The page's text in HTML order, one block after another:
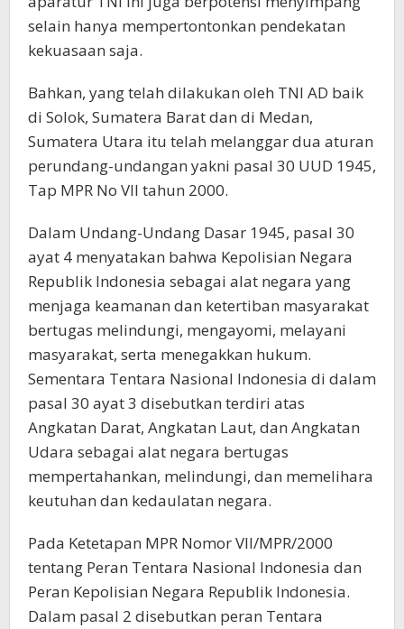
selain hanya mempertontonkan pendekatan
kekuasaan saja.
Bahkan, yang telah dilakukan oleh TNI AD baik
di Solok, Sumatera Barat dan di Medan,
Sumatera Utara itu telah melanggar dua aturan
perundang-undangan yakni pasal 30 UUD 1945,
Tap MPR No VII tahun 2000.
Dalam Undang-Undang Dasar 1945, pasal 30
ayat 4 menyatakan bahwa Kepolisian Negara
Republik Indonesia sebagai alat negara yang
menjaga keamanan dan ketertiban masyarakat
bertugas melindungi, mengayomi, melayani
masyarakat, serta menegakkan hukum.
Sementara Tentara Nasional Indonesia di dalam
pasal 30 ayat 3 disebutkan terdiri atas
Angkatan Darat, Angkatan Laut, dan Angkatan
Udara sebagai alat negara bertugas
mempertahankan, melindungi, dan memelihara
keutuhan dan kedaulatan negara.
Pada Ketetapan MPR Nomor VII/MPR/2000
tentang Peran Tentara Nasional Indonesia dan
Peran Kepolisian Negara Republik Indonesia.
Dalam pasal 2 disebutkan peran Tentara